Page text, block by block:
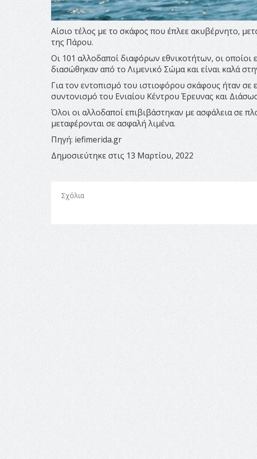
Αίσιο τέλος με το σκάφος που έπλεε ακυβέρνητο,
της Πάρου.
Οι 101 αλλοδαποί διαφόρων εθνικοτήτων, οι
διασώθηκαν από το Λιμενικό Σώμα και είναι καλά
Για τον εντοπισμό του ιστιοφόρου σκάφους ήταν σε
συντονισμό του Ενιαίου Κέντρου Έρευνας και
Όλοι οι αλλοδαποί επιβιβάστηκαν με ασφάλεια σε
μεταφέρονται σε ασφαλή λιμένα.
Πηγή: iefimerida.gr
Δημοσιεύτηκε στις 13 Μαρτίου, 2022
Σχόλια